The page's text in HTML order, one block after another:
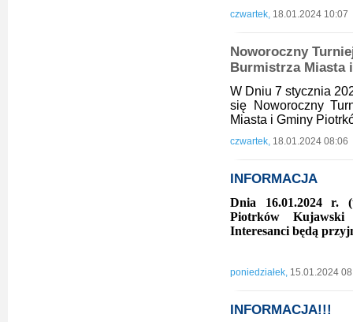
czwartek, 18.01.2024 10:07
Noworoczny
Burmistrza Miasta
W Dniu 7 stycznia
się Noworoczny
Miasta i Gminy
czwartek, 18.01.2024 08:06
INFORMACJA
Dnia 16.01.2024 r.
Piotrków Kujawski
Interesanci będą
poniedziałek, 15.01.2024
INFORMACJA!!!